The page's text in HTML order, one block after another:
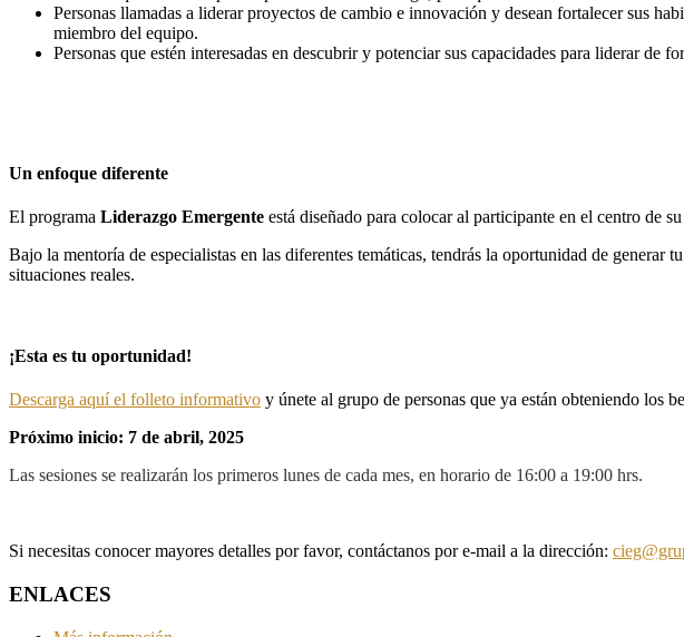
Personas llamadas a liderar proyectos de cambio e innovación y desean fortalecer sus
miembro del equipo.
Personas que estén interesadas en descubrir y potenciar sus capacidades para liderar de
Un enfoque diferente
El programa Liderazgo Emergente está diseñado para colocar al participante en el centro de
Bajo la mentoría de especialistas en las diferentes temáticas, tendrás la oportunidad de
situaciones reales.
¡Esta es tu oportunidad!
Descarga aquí el folleto informativo y únete al grupo de personas que ya están obteniendo los
Próximo inicio: 7 de abril, 2025
Las sesiones se realizarán los primeros lunes de cada mes, en horario de 16:00 a 19:00 hrs.
Si necesitas conocer mayores detalles por favor, contáctanos por e-mail a la dirección:
ENLACES